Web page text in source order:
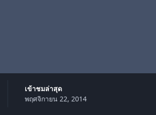
เข้าชมล่าสุด
พฤศจิกายน 22, 2014